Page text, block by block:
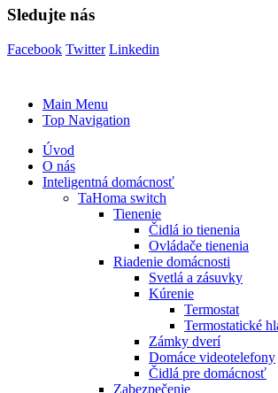
Sledujte nás
Facebook Twitter Linkedin
Main Menu
Top Navigation
Úvod
O nás
Inteligentná domácnosť
TaHoma switch
Tienenie
Čidlá io tienenia
Ovládače tienenia
Riadenie domácnosti
Svetlá a zásuvky
Kúrenie
Termostat
Termostatické
Zámky dverí
Domáce videotelefony
Čidlá pre domácnosť
Zabezpečenie